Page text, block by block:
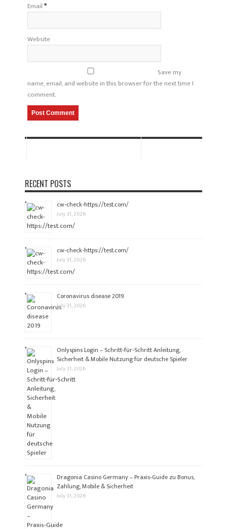
Email*
Website
Save my
name, email, and website in this browser for the next time I
comment.
RECENT POSTS
cw-check-https://test.com/
July 31, 2026
cw-check-https://test.com/
July 31, 2026
Coronavirus disease 2019
July 31, 2026
Onlyspins Login – Schritt‑für‑Schritt Anleitung,
Sicherheit & Mobile Nutzung für deutsche Spieler
July 31, 2026
Dragonia Casino Germany – Praxis‑Guide zu Bonus,
Zahlung, Mobile & Sicherheit
July 31, 2026